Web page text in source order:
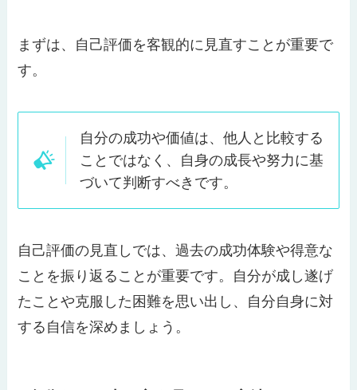
まずは、自己評価を客観的に見直すことが重要で
す。
自分の成功や価値は、他人と比較する
ことではなく、自身の成長や努力に基
づいて判断すべきです。
自己評価の見直しでは、過去の成功体験や得意な
ことを振り返ることが重要です。自分が成し遂げ
たことや克服した困難を思い出し、自分自身に対
する自信を深めましょう。